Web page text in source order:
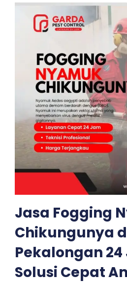
Jasa Fogging
Chikungunya
Pekalongan 24
Solusi Cepat